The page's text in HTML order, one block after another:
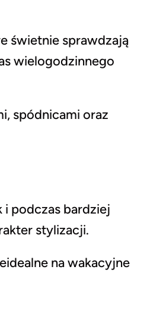
świetnie sprawdzają
wielogodzinnego
spódnicami oraz
podczas bardziej
stylizacji.
na wakacyjne